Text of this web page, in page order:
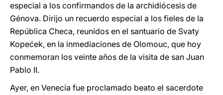
especial a los confirmandos de la archidiócesis de
Génova. Dirijo un recuerdo especial a los fieles de la
República Checa, reunidos en el santuario de Svaty
Kopećek, en la inmediaciones de Olomouc, que hoy
conmemoran los veinte años de la visita de san Juan
Pablo II.
Ayer, en Venecia fue proclamado beato el sacerdote